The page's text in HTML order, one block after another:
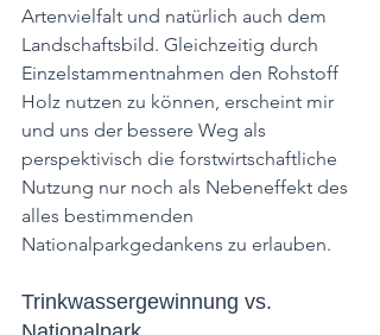
Artenvielfalt und natürlich auch dem
Landschaftsbild. Gleichzeitig durch
Einzelstammentnahmen den Rohstoff
Holz nutzen zu können, erscheint mir
und uns der bessere Weg als
perspektivisch die forstwirtschaftliche
Nutzung nur noch als Nebeneffekt des
alles bestimmenden
Nationalparkgedankens zu erlauben.
Trinkwassergewinnung vs.